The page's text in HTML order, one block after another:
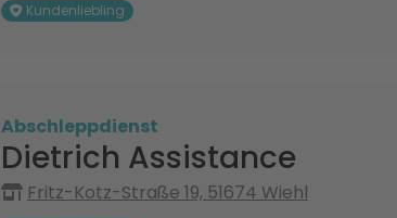
Kundenliebling
Abschleppdienst
Dietrich Assistance
Fritz-Kotz-Straße 19, 51674 Wiehl